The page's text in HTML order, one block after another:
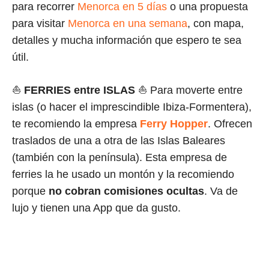
para recorrer Menorca en 5 días o una propuesta
para visitar Menorca en una semana, con mapa,
detalles y mucha información que espero te sea
útil.
⛵ FERRIES entre ISLAS ⛵ Para moverte entre
islas (o hacer el imprescindible Ibiza-Formentera),
te recomiendo la empresa Ferry Hopper. Ofrecen
traslados de una a otra de las Islas Baleares
(también con la península). Esta empresa de
ferries la he usado un montón y la recomiendo
porque no cobran comisiones ocultas. Va de
lujo y tienen una App que da gusto.